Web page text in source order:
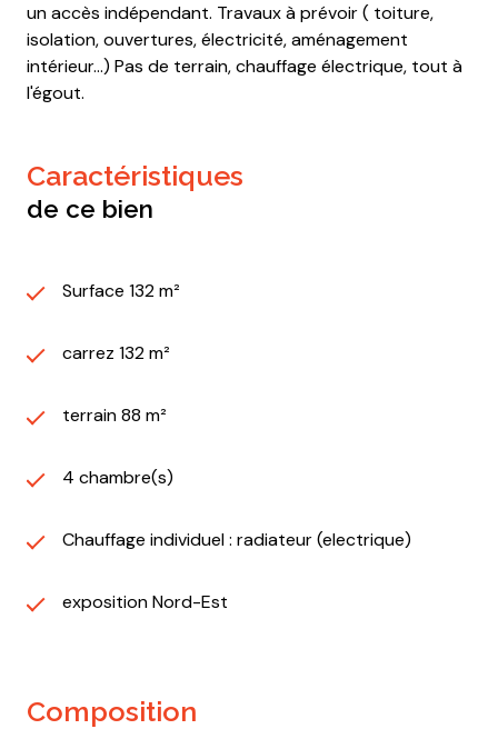
un accès indépendant. Travaux à prévoir ( toiture,
isolation, ouvertures, électricité, aménagement
intérieur...) Pas de terrain, chauffage électrique, tout à
l'égout.
caractéristiques
de ce bien
Surface 132 m²
carrez 132 m²
terrain 88 m²
4 chambre(s)
Chauffage individuel : radiateur (electrique)
exposition Nord-Est
composition